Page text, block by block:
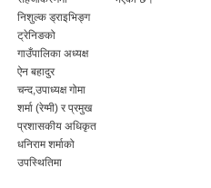
निशुल्क ड्राइभिङ्ग
ट्रेनिङको
गाउँपालिका अध्यक्ष
ऐन बहादुर
चन्द,उपाध्यक्ष गोमा
शर्मा (रेग्मी) र प्रमुख
प्रशासकीय अधिकृत
धनिराम शर्माको
उपस्थितिमा